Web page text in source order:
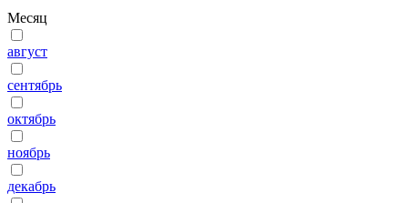
Месяц
август
сентябрь
октябрь
ноябрь
декабрь